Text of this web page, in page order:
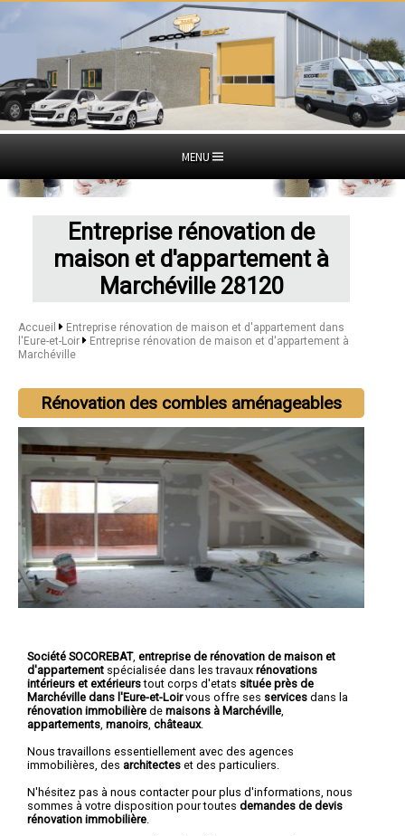
MENU
Entreprise rénovation de
maison et d'appartement à
Marchéville 28120
Accueil
Entreprise rénovation de maison et d'appartement dans
l'Eure-et-Loir
Entreprise rénovation de maison et d'appartement à
Marchéville
Rénovation des combles aménageables
Société SOCOREBAT, entreprise de rénovation de maison et
d'appartement spécialisée dans les travaux rénovations
intérieurs et extérieurstout corps d'etats située près de
Marchéville dans l'Eure-et-Loirvous offre ses services dans la
rénovation immobilière de maisons à Marchéville
appartements manoirs châteaux.
Nous travaillons essentiellement avec des agences
immobilières, des architectes et des particuliers.
N'hésitez pas à nous contacter pour plus d'informations, nous
sommes à votre disposition pour toutes demandes de devis
rénovation immobilière